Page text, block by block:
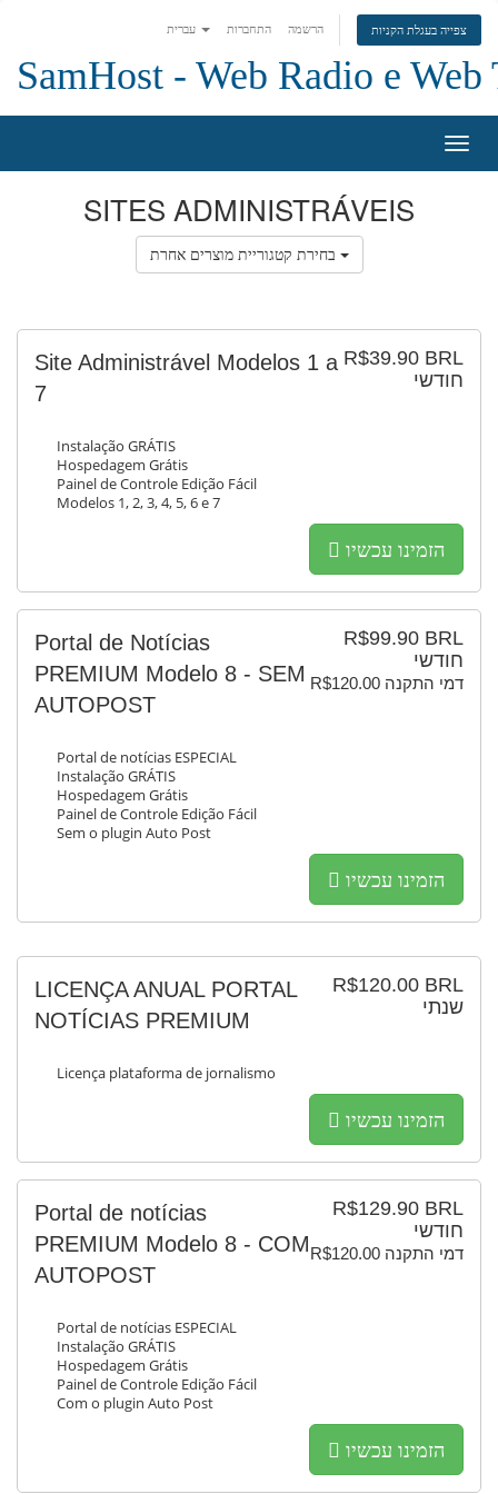
התחברות הרשמה צפייה בעגלת הקניות
SamHost - Web Radio e
ניווט
SITES ADMINISTRÁVEIS
R$39.90 BRL
חודשי
Site Administrável Modelos 1 a
7
Instalação GRÁTIS
Hospedagem Grátis
Painel de Controle Edição Fácil
Modelos 1, 2, 3, 4, 5, 6 e 7
הזמינו עכשיו
R$99.90 BRL
חודשי
R$120.00 דמי התקנה
Portal de Notícias
PREMIUM Modelo 8 - SEM
AUTOPOST
Portal de notícias ESPECIAL
Instalação GRÁTIS
Hospedagem Grátis
Painel de Controle Edição Fácil
Sem o plugin Auto Post
הזמינו עכשיו
R$120.00 BRL
שנתי
LICENÇA ANUAL PORTAL
NOTÍCIAS PREMIUM
Licença plataforma de jornalismo
הזמינו עכשיו
R$129.90 BRL
חודשי
R$120.00 דמי התקנה
Portal de notícias
PREMIUM Modelo 8 - COM
AUTOPOST
Portal de notícias ESPECIAL
Instalação GRÁTIS
Hospedagem Grátis
Painel de Controle Edição Fácil
Com o plugin Auto Post
הזמינו עכשיו